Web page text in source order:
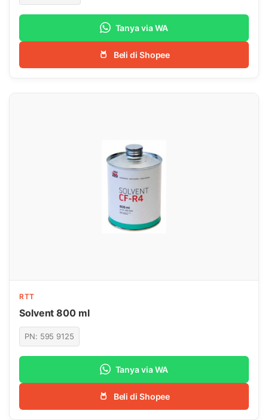
Tanya via WA
Beli di Shopee
RTT
Solvent 800 ml
PN: 595 9125
Tanya via WA
Beli di Shopee